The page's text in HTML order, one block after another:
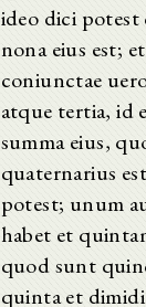
ideo dici
nona eius est;
coniunctae
atque tertia, id
summa eius,
quaternarius
potest; unum
habet et
quod sunt
quinta et